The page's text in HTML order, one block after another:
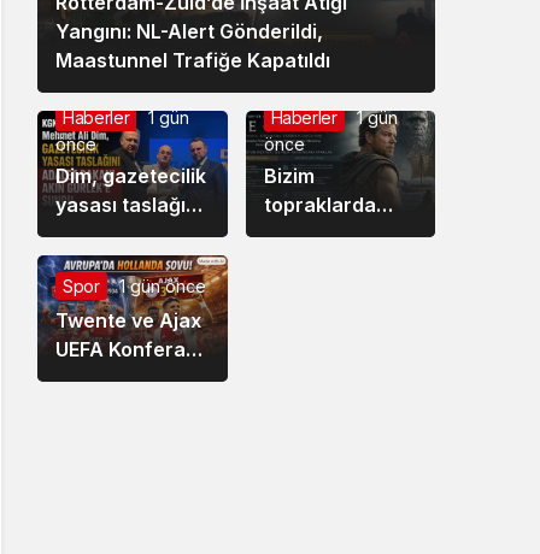
Yangını: NL-Alert Gönderildi,
Maastunnel Trafiğe Kapatıldı
Haberler
1 gün
önce
Dim, gazetecilik
yasası taslağını
Bakan Gürlek’e
sundu
Haberler
1 gün
önce
Bizim
topraklarda
2.700 yıl önce
Spor 1 gün önce
Twente ve Ajax
UEFA Konferans
Ligi’nde